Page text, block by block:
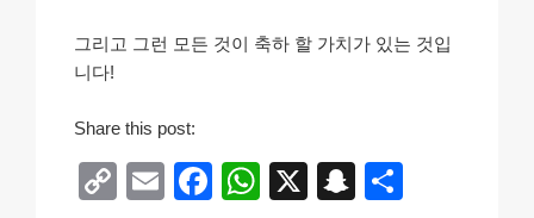
그리고 그런 모든 것이 축하 할 가치가 있는 것입
니다!
b
Share this post:
C
E
F
W X
S